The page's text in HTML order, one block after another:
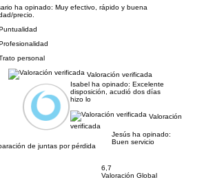
ha opinado: Muy efectivo, rápido y buena
precio.
personal
Valoración verificada
de juntas por pérdida
Isabel ha opinado: Excelente
disposición, acudió dos días
hizo lo
6,7
Valoración Global
Valoración
verificada
Jesús ha opinado:
Buen servicio